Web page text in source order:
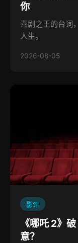
你
喜剧之王的台词
人生。
2026-08-05
影评
《哪吒 2》
意？